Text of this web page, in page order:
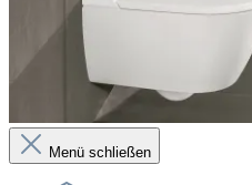
Menü schließen